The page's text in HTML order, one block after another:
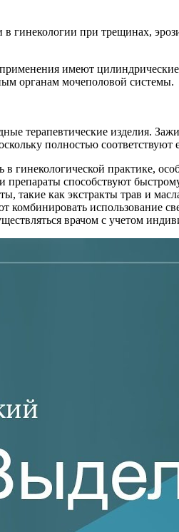
имеют
органам мочеполовой системы.
терапевтические изделия.
полностью
гинекологической практике,
способствуют
такие как экстракты трав и
использование
врачом с учетом